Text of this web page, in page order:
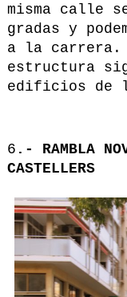
misma calle
gradas y
a la carrera.
estructura
edificios de
6 .- RAMBLA
CASTELLERS